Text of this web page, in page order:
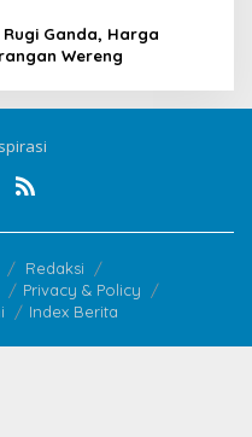
Ganda, Harga
Wereng
Redaksi
Privacy & Policy
Index Berita